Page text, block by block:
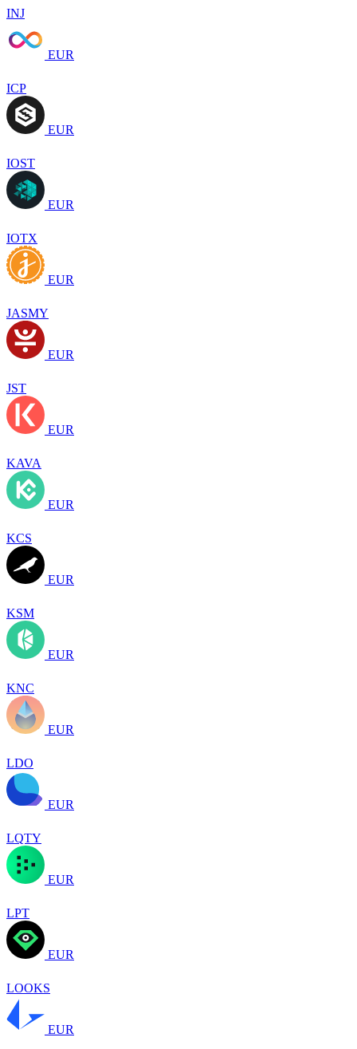
INJ
EUR
ICP
EUR
IOST
EUR
IOTX
EUR
JASMY
EUR
JST
EUR
KAVA
EUR
KCS
EUR
KSM
EUR
KNC
EUR
LDO
EUR
LQTY
EUR
LPT
EUR
LOOKS
EUR